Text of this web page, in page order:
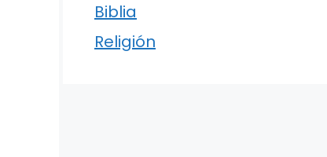
Biblia
Religión